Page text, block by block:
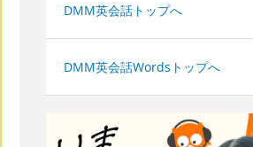
DMM英会話トップへ
DMM英会話Wordsトップへ